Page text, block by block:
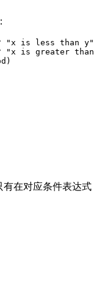
"x is less than
"x is greater than
有在对应条件表达式